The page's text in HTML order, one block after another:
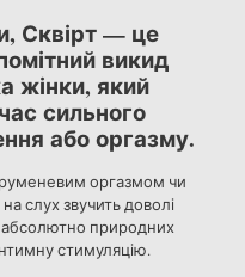
Сквірт — це
викид
жінки, який
сильного
або оргазму.
оргазмом чи
слух звучить доволі
абсолютно природних
стимуляцію.